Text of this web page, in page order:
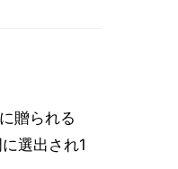
贈られる
選出され1